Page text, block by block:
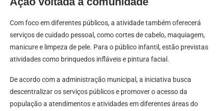
Com foco em diferentes públicos, a atividade também oferecerá
serviços de cuidado pessoal, como cortes de cabelo, maquiagem,
manicure e limpeza de pele. Para o público infantil, estão previstas
atividades como brinquedos infláveis e pintura facial.
De acordo com a administração municipal, a iniciativa busca
descentralizar os serviços públicos e promover o acesso da
população a atendimentos e atividades em diferentes áreas do